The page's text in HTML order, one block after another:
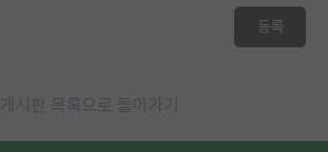
등록
게시판 목록으로 돌아가기